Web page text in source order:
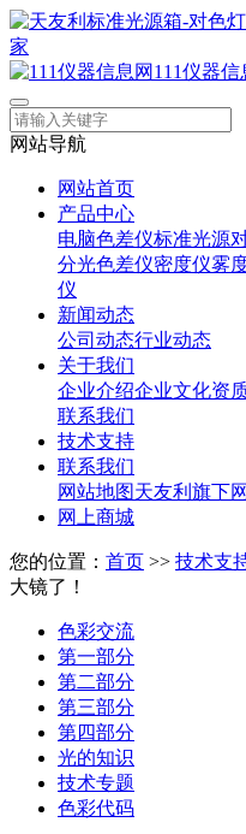
111仪器信
网站导航
网站首页
产品中心
电脑色差仪标准光源
分光色差仪密度仪雾
仪
新闻动态
公司动态行业动态
关于我们
企业介绍企业文化资
联系我们
技术支持
联系我们
网站地图天友利旗下
网上商城
您的位置： 首页 >> 技术支
大镜了！
色彩交流
第一部分
第二部分
第三部分
第四部分
光的知识
技术专题
色彩代码